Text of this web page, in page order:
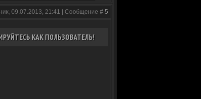
09.07.2013, 21:41 | Сообщение # 5
КАК ПОЛЬЗОВАТЕЛЬ!